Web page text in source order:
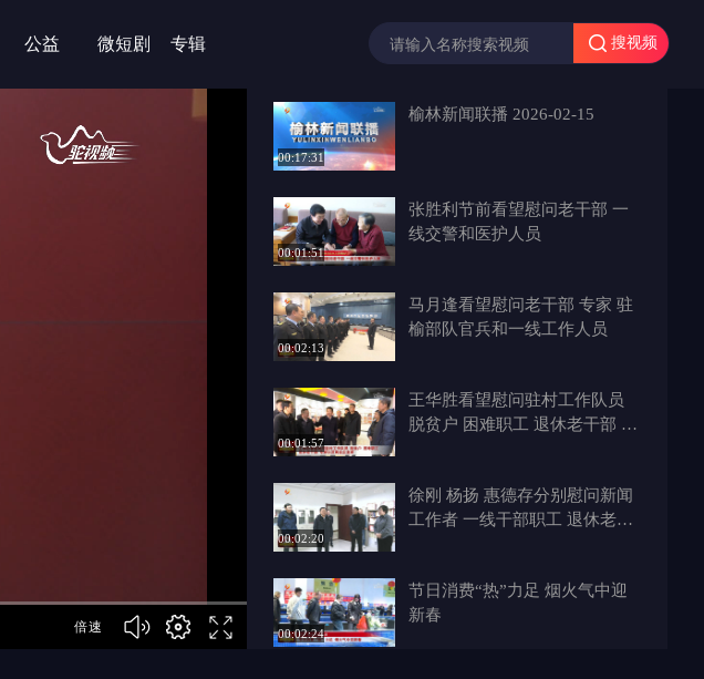
公益 微短剧 专辑 搜视频
倍速
00:17:31
榆林新闻联播 2026-02-15
00:01:51
张胜利节前看望慰问老干部 一
线交警和医护人员
00:02:13
马月逢看望慰问老干部 专家 驻
榆部队官兵和一线工作人员
00:01:57
王华胜看望慰问驻村工作队员
脱贫户 困难职工 退休老干部 专
00:02:20
徐刚 杨扬 惠德存分别慰问新闻
工作者 一线干部职工 退休老干
00:02:24
节日消费“热”力足 烟火气中迎
新春